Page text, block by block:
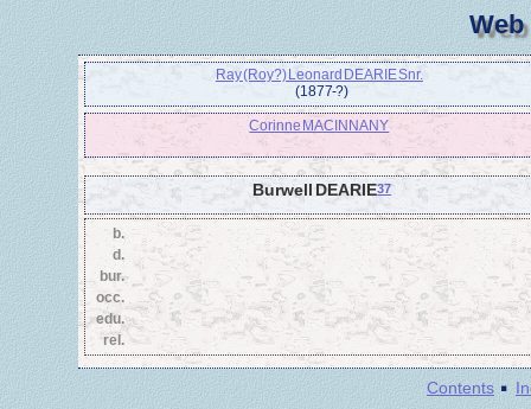
Ray (Roy?) Leonard DEARIE Snr.
(1877 - ?)
Corinne MACINNANY
Burwell DEARIE37
b.
d.
bur.
occ.
edu.
rel.
Contents ·